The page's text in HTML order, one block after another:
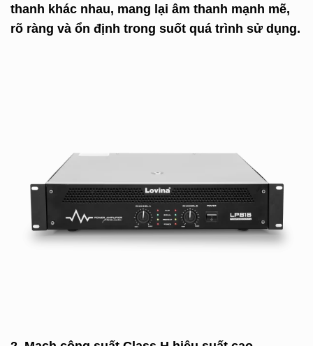
thanh khác nhau, mang lại âm thanh mạnh mẽ,
rõ ràng và ổn định trong suốt quá trình sử dụng.